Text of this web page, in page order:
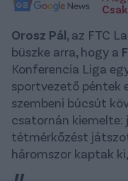
Orosz Pál, az FTC
büszke arra, hogy a
Konferencia Liga
sportvezető péntek
szembeni búcsút
csatornán kiemelte:
tétmérkőzést
háromszor kaptak